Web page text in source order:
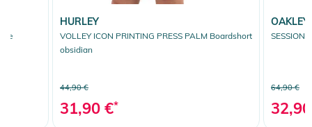
HURLEY
VOLLEY ICON PRINTING PRESS PALM Boardshort
obsidian
44,90 €
31,90 €*
OAKLEY
SESSION
64,90 €